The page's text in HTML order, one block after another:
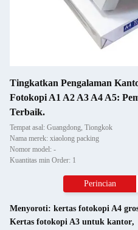
Tingkatkan Pengalaman
Fotokopi A1 A2 A3 A4 A5:
Terbaik.
Tempat asal: Guangdong, Tiongkok
Nama merek: xiaolong packing
Nomor model: -
Kuantitas min Order: 1
Perincian
Menyoroti: kertas fotokopi A4
Kertas fotokopi A3 untuk kantor,